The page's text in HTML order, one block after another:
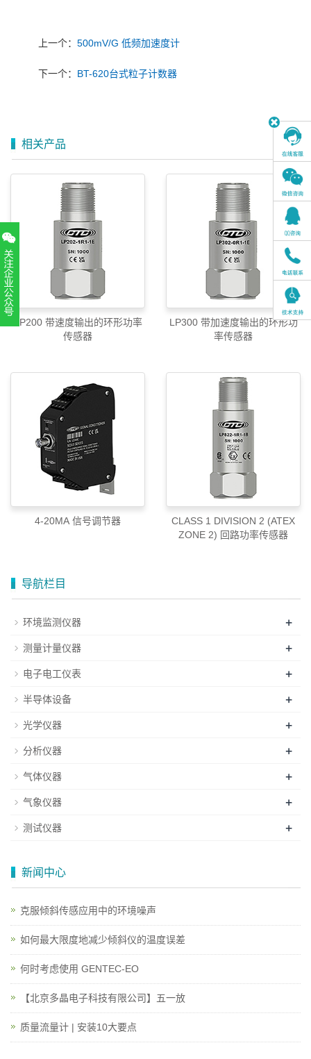
上一个： 500mV/G 低频加速度计
下一个： BT-620台式粒子计数器
相关产品
LP200 带速度输出的环形功率
传感器
LP300 带加速度输出的环形功
率传感器
4-20MA 信号调节器
CLASS 1 DIVISION 2 (ATEX
ZONE 2) 回路功率传感器
导航栏目
环境监测仪器 +
测量计量仪器 +
电子电工仪表 +
半导体设备 +
光学仪器 +
分析仪器 +
气体仪器 +
气象仪器 +
测试仪器 +
新闻中心
克服倾斜传感应用中的环境噪声
如何最大限度地减少倾斜仪的温度误差
何时考虑使用 GENTEC-EO
【北京多晶电子科技有限公司】五一放
质量流量计 | 安装10大要点
扫一扫，关注官方账号
010-52867771